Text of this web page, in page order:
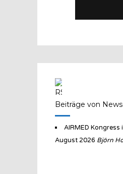
Beiträge von
AIRMED Kongress
August 2026 Björn